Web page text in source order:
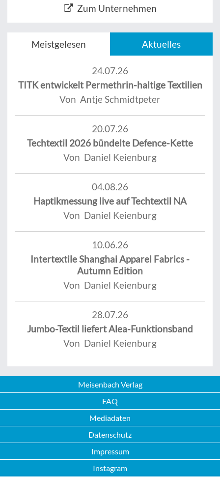
Zum Unternehmen
Meistgelesen Aktuelles
24.07.26
TITK entwickelt Permethrin-haltige Textilien
Von Antje Schmidtpeter
20.07.26
Techtextil 2026 bündelte Defence-Kette
Von Daniel Keienburg
04.08.26
Haptikmessung live auf Techtextil NA
Von Daniel Keienburg
10.06.26
Intertextile Shanghai Apparel Fabrics -
Autumn Edition
Von Daniel Keienburg
28.07.26
Jumbo-Textil liefert Alea-Funktionsband
Von Daniel Keienburg
Meisenbach Verlag
FAQ
Mediadaten
Datenschutz
Impressum
Instagram